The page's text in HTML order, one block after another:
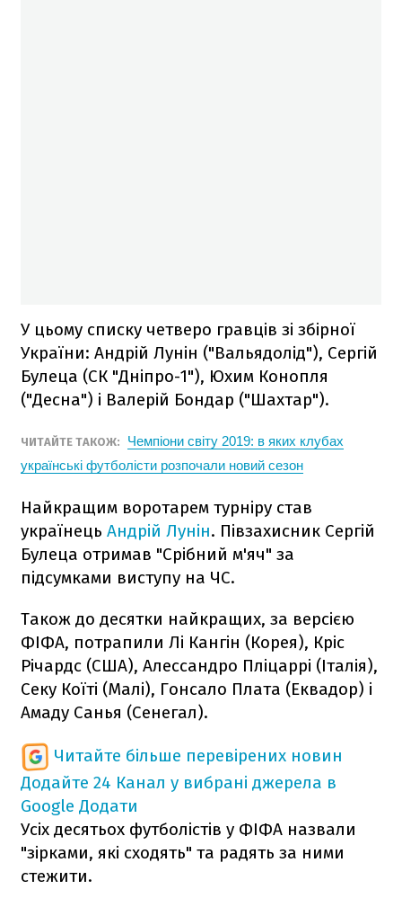
У цьому списку четверо гравців зі збірної
України: Андрій Лунін ("Вальядолід"), Сергій
Булеца (СК "Дніпро-1"), Юхим Конопля
("Десна") і Валерій Бондар ("Шахтар").
ЧИТАЙТЕ ТАКОЖ:
Чемпіони світу 2019: в яких клубах
українські футболісти розпочали новий сезон
Найкращим воротарем турніру став
українець Андрій Лунін. Півзахисник Сергій
Булеца отримав "Срібний м'яч" за
підсумками виступу на ЧС.
Також до десятки найкращих, за версією
ФІФА, потрапили Лі Кангін (Корея), Кріс
Річардс (США), Алессандро Пліцаррі (Італія),
Секу Коїті (Малі), Гонсало Плата (Еквадор) і
Амаду Санья (Сенегал).
Читайте більше перевірених новин
Додайте 24 Канал у вибрані джерела в
Google Додати
Усіх десятьох футболістів у ФІФА назвали
"зірками, які сходять" та радять за ними
стежити.